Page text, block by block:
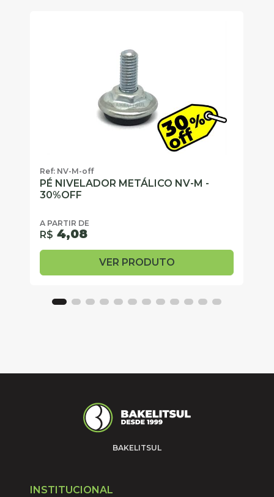
Ref: NV-M-off
PÉ NIVELADOR METÁLICO NV-M -
30%OFF
A PARTIR DE
R$ 4,08
VER PRODUTO
BAKELITSUL
INSTITUCIONAL